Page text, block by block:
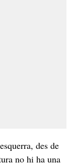
des de
no hi ha una